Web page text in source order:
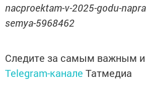
nacproektam-v-2025-godu-
semya-5968462
Следите за самым важным
Telegram-канале Татмедиа